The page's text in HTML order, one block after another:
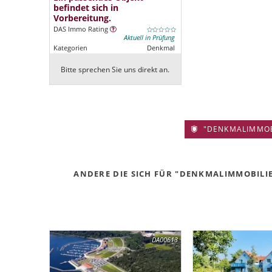
befindet sich in
Vorbereitung.
DAS Immo Rating
Aktuell in Prüfung
Kategorien
Denkmal
Bitte sprechen Sie uns direkt an.
ANDERE DIE SICH FÜR
DA00613